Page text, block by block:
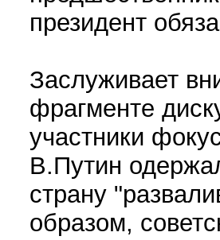
президент
Заслуживает
фрагменте
участники
В.Путин
страну
образом,